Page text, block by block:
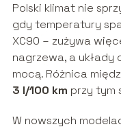
Polski klimat nie
gdy temperatury
XC90 – zużywa
nagrzewa, a układy
mocą. Różnica
3 l/100 km przy tym
W nowszych